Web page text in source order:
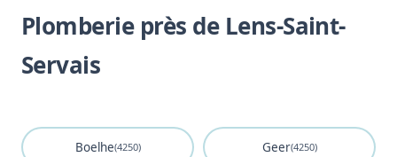
Plomberie près de Lens-Saint-
Servais
Boelhe(4250) Geer(4250)